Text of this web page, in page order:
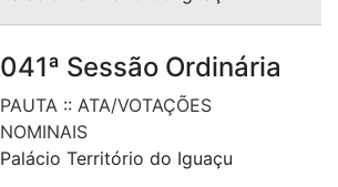
041ª Sessão Ordinária
PAUTA :: ATA/VOTAÇÕES
NOMINAIS
Palácio Território do Iguaçu